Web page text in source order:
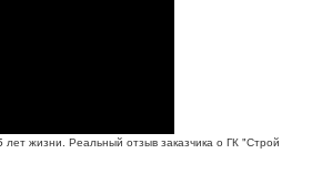
жизни. Реальный отзыв заказчика о ГК "Строй